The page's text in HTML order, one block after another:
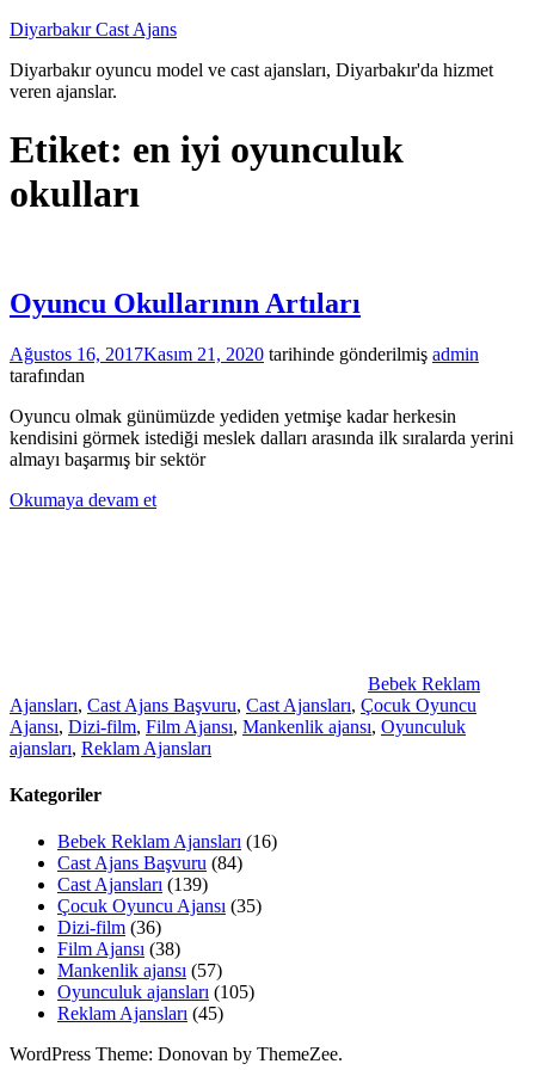
İçeriğe
Diyarbakır Cast Ajans
Diyarbakır oyuncu model ve cast ajansları, Diyarbakır'da hizmet
veren ajanslar.
Etiket: en iyi oyunculuk
okulları
Oyuncu Okullarının Artıları
Ağustos 16, 2017Kasım 21, 2020 tarihinde gönderilmiş admin
tarafından
Oyuncu olmak günümüzde yediden yetmişe kadar herkesin
kendisini görmek istediği meslek dalları arasında ilk sıralarda yerini
almayı başarmış bir sektör
Okumaya devam et
Bebek Reklam
Ajansları, Cast Ajans Başvuru, Cast Ajansları, Çocuk Oyuncu
Ajansı, Dizi-film, Film Ajansı, Mankenlik ajansı, Oyunculuk
ajansları, Reklam Ajansları
Kategoriler
Bebek Reklam Ajansları (16)
Cast Ajans Başvuru (84)
Cast Ajansları (139)
Çocuk Oyuncu Ajansı (35)
Dizi-film (36)
Film Ajansı (38)
Mankenlik ajansı (57)
Oyunculuk ajansları (105)
Reklam Ajansları (45)
WordPress Theme: Donovan by ThemeZee.